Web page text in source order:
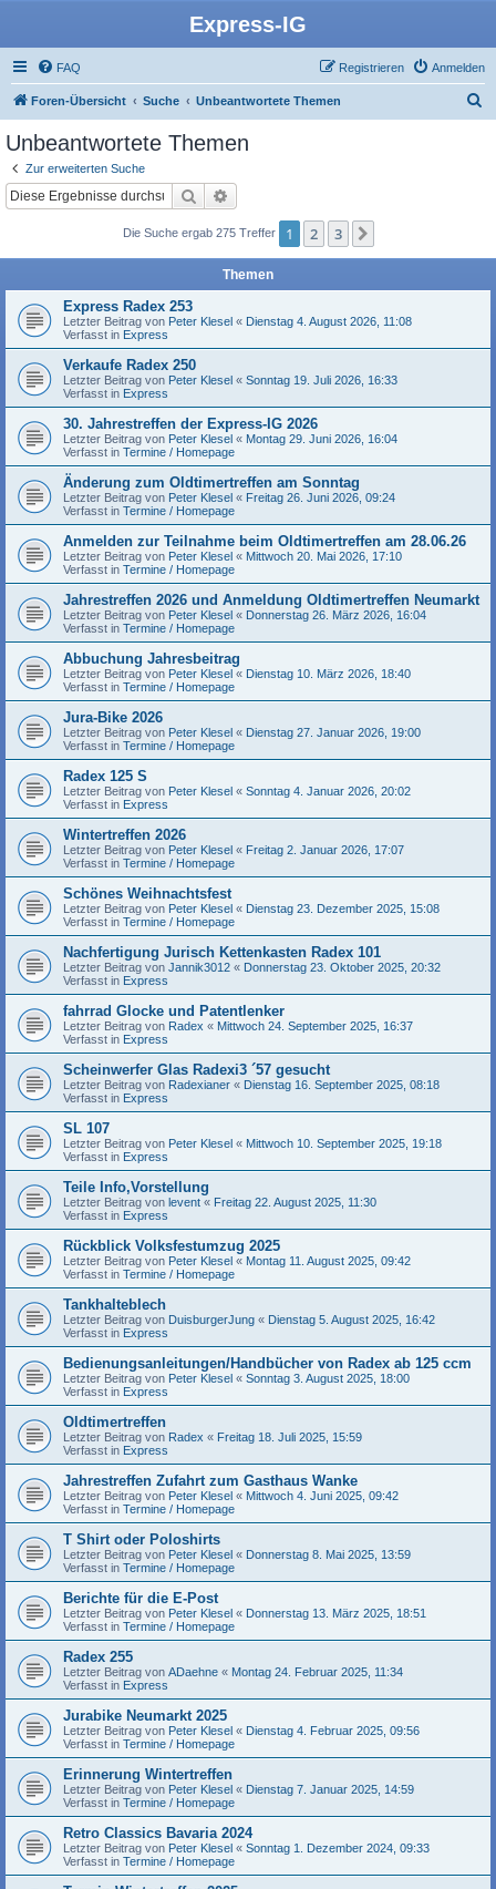
Express-IG
FAQ Anmelden
Registrieren
Foren-Übersicht Suche Unbeantwortete Themen
Unbeantwortete Themen
Zur erweiterten Suche
Suche
Die Suche ergab 275 Treffer 1 2 3
Themen
Express Radex 253
Letzter Beitrag von Peter Klesel « Dienstag 4. August 2026, 11:08
Verfasst in Express
Verkaufe Radex 250
Letzter Beitrag von Peter Klesel « Sonntag 19. Juli 2026, 16:33
Verfasst in Express
30. Jahrestreffen der Express-IG 2026
Letzter Beitrag von Peter Klesel « Montag 29. Juni 2026, 16:04
Verfasst in Termine / Homepage
Änderung zum Oldtimertreffen am Sonntag
Letzter Beitrag von Peter Klesel « Freitag 26. Juni 2026, 09:24
Verfasst in Termine / Homepage
Anmelden zur Teilnahme beim Oldtimertreffen am 28.06.26
Letzter Beitrag von Peter Klesel « Mittwoch 20. Mai 2026, 17:10
Verfasst in Termine / Homepage
Jahrestreffen 2026 und Anmeldung Oldtimertreffen Neumarkt
Letzter Beitrag von Peter Klesel « Donnerstag 26. März 2026, 16:04
Verfasst in Termine / Homepage
Abbuchung Jahresbeitrag
Letzter Beitrag von Peter Klesel « Dienstag 10. März 2026, 18:40
Verfasst in Termine / Homepage
Jura-Bike 2026
Letzter Beitrag von Peter Klesel « Dienstag 27. Januar 2026, 19:00
Verfasst in Termine / Homepage
Radex 125 S
Letzter Beitrag von Peter Klesel « Sonntag 4. Januar 2026, 20:02
Verfasst in Express
Wintertreffen 2026
Letzter Beitrag von Peter Klesel « Freitag 2. Januar 2026, 17:07
Verfasst in Termine / Homepage
Schönes Weihnachtsfest
Letzter Beitrag von Peter Klesel « Dienstag 23. Dezember 2025, 15:08
Verfasst in Termine / Homepage
Nachfertigung Jurisch Kettenkasten Radex 101
Letzter Beitrag von Jannik3012 « Donnerstag 23. Oktober 2025, 20:32
Verfasst in Express
fahrrad Glocke und Patentlenker
Letzter Beitrag von Radex « Mittwoch 24. September 2025, 16:37
Verfasst in Express
Scheinwerfer Glas Radexi3 ´57 gesucht
Letzter Beitrag von Radexianer « Dienstag 16. September 2025, 08:18
Verfasst in Express
SL 107
Letzter Beitrag von Peter Klesel « Mittwoch 10. September 2025, 19:18
Verfasst in Express
Teile Info,Vorstellung
Letzter Beitrag von levent « Freitag 22. August 2025, 11:30
Verfasst in Express
Rückblick Volksfestumzug 2025
Letzter Beitrag von Peter Klesel « Montag 11. August 2025, 09:42
Verfasst in Termine / Homepage
Tankhalteblech
Letzter Beitrag von DuisburgerJung « Dienstag 5. August 2025, 16:42
Verfasst in Express
Bedienungsanleitungen/Handbücher von Radex ab 125 ccm
Letzter Beitrag von Peter Klesel « Sonntag 3. August 2025, 18:00
Verfasst in Express
Oldtimertreffen
Letzter Beitrag von Radex « Freitag 18. Juli 2025, 15:59
Verfasst in Express
Jahrestreffen Zufahrt zum Gasthaus Wanke
Letzter Beitrag von Peter Klesel « Mittwoch 4. Juni 2025, 09:42
Verfasst in Termine / Homepage
T Shirt oder Poloshirts
Letzter Beitrag von Peter Klesel « Donnerstag 8. Mai 2025, 13:59
Verfasst in Termine / Homepage
Berichte für die E-Post
Letzter Beitrag von Peter Klesel « Donnerstag 13. März 2025, 18:51
Verfasst in Termine / Homepage
Radex 255
Letzter Beitrag von ADaehne « Montag 24. Februar 2025, 11:34
Verfasst in Express
Jurabike Neumarkt 2025
Letzter Beitrag von Peter Klesel « Dienstag 4. Februar 2025, 09:56
Verfasst in Termine / Homepage
Erinnerung Wintertreffen
Letzter Beitrag von Peter Klesel « Dienstag 7. Januar 2025, 14:59
Verfasst in Termine / Homepage
Retro Classics Bavaria 2024
Letzter Beitrag von Peter Klesel « Sonntag 1. Dezember 2024, 09:33
Verfasst in Termine / Homepage